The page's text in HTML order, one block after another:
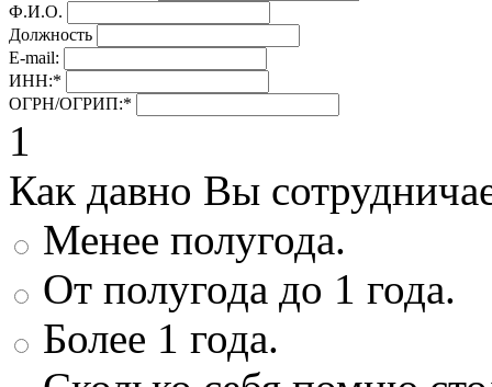
Ф.И.О.
Должность
E-mail:
ИНН:*
ОГРН/ОГРИП:*
1
Как давно Вы
Менее полугода.
От полугода до 1 года.
Более 1 года.